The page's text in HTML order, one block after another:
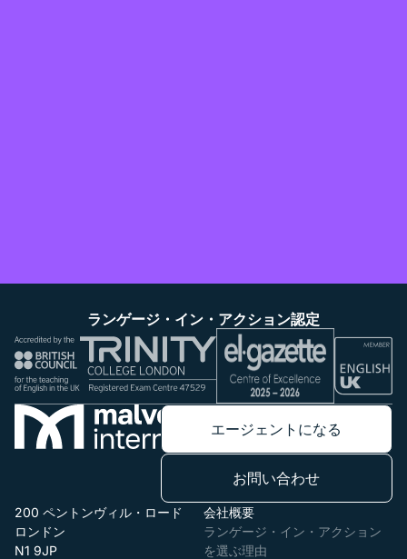
ランゲージ・イン・アクション認定
エージェントになる
お問い合わせ
200 ペントンヴィル・ロード
ロンドン
N1 9JP
会社概要
ランゲージ・イン・アクション
を選ぶ理由